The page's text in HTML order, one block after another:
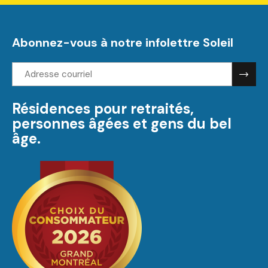
Abonnez-vous à notre infolettre Soleil
Adresse
courriel:
Résidences pour retraités,
personnes âgées et gens du bel
âge.